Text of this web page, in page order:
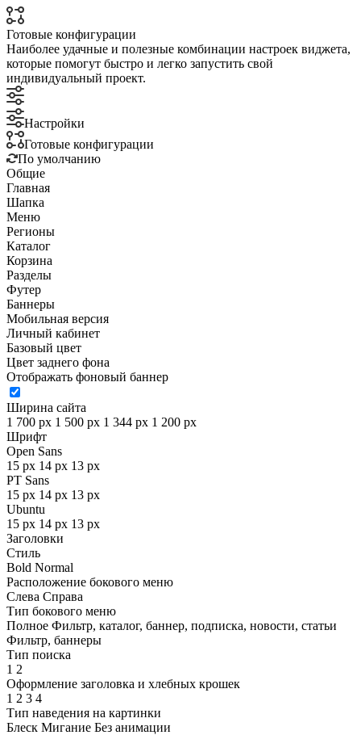
Готовые конфигурации
Наиболее удачные и полезные комбинации настроек виджета,
которые помогут быстро и легко запустить свой
индивидуальный проект.
Настройки
Готовые конфигурации
По умолчанию
Общие
Главная
Шапка
Меню
Регионы
Каталог
Корзина
Разделы
Футер
Баннеры
Мобильная версия
Личный кабинет
Базовый цвет
Цвет заднего фона
Отображать фоновый баннер
Ширина сайта
1 700 px 1 500 px 1 344 px 1 200 px
Шрифт
Open Sans
15 px 14 px 13 px
PT Sans
15 px 14 px 13 px
Ubuntu
15 px 14 px 13 px
Заголовки
Стиль
Bold Normal
Расположение бокового меню
Слева Справа
Тип бокового меню
Полное Фильтр, каталог, баннер, подписка, новости, статьи
Фильтр, баннеры
Тип поиска
1 2
Оформление заголовка и хлебных крошек
1 2 3 4
Тип наведения на картинки
Блеск Мигание Без анимации